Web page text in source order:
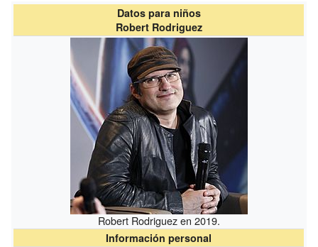
Datos para niños
Robert Rodriguez
Robert Rodriguez en 2019.
Información personal